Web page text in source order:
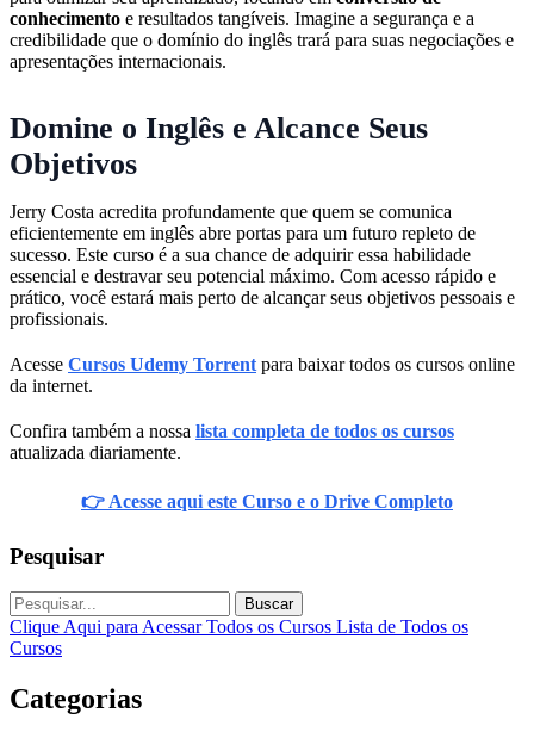
conhecimento e resultados tangíveis. Imagine a segurança e a
credibilidade que o domínio do inglês trará para suas negociações e
apresentações internacionais.
Domine o Inglês e Alcance Seus
Objetivos
Jerry Costa acredita profundamente que quem se comunica
eficientemente em inglês abre portas para um futuro repleto de
sucesso. Este curso é a sua chance de adquirir essa habilidade
essencial e destravar seu potencial máximo. Com acesso rápido e
prático, você estará mais perto de alcançar seus objetivos pessoais e
profissionais.
Acesse Cursos Udemy Torrent para baixar todos os cursos online
da internet.
Confira também a nossa lista completa de todos os cursos
atualizada diariamente.
👉 Acesse aqui este Curso e o Drive Completo
Pesquisar
Buscar
Clique Aqui para Acessar Todos os Cursos Lista de Todos os
Cursos
Categorias